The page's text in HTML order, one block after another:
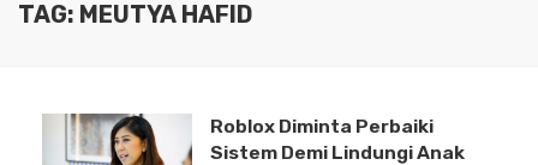
TAG: MEUTYA HAFID
Roblox Diminta Perbaiki
Sistem Demi Lindungi Anak